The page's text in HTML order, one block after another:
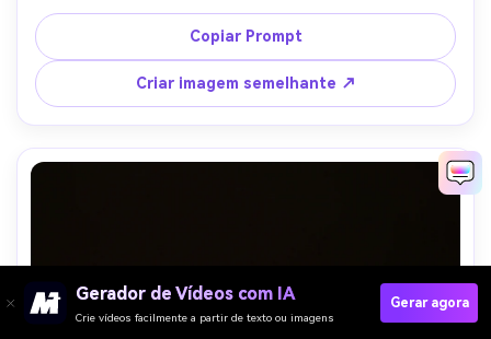
nítidas e espaço de tipografia superior, pano de fundo
branco sem costura, fase um IQ4 80mm f/2.8, composição
reta, clima de catálogo premium, texturas realistas,
sombras naturais, alta resolução, foco nítido-AR 4:5
Copiar Prompt
Criar imagem semelhante ↗
Gerador de Vídeos com IA
Crie vídeos facilmente a partir de texto ou imagens
Gerar agora